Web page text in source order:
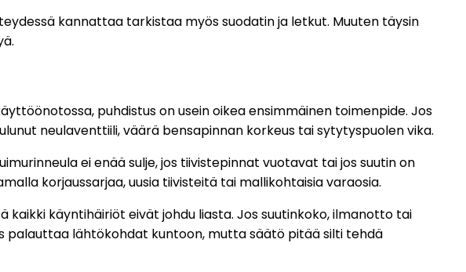
kannattaa tarkistaa myös suodatin ja letkut. Muuten täysin
puhdistus on usein oikea ensimmäinen toimenpide. Jos
neulaventtiili, väärä bensapinnan korkeus tai sytytyspuolen vika.
ei enää sulje, jos tiivistepinnat vuotavat tai jos suutin on
korjaussarjaa, uusia tiivisteitä tai mallikohtaisia varaosia.
käyntihäiriöt eivät johdu liasta. Jos suutinkoko, ilmanotto tai
palauttaa lähtökohdat kuntoon, mutta säätö pitää silti tehdä